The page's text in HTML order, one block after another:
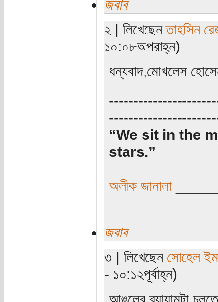
জবাব
২ | লিখেছেনতাহসিন
১০:০৮অপরাহ্ন)
ধন্যবাদ,মোখলেস
“We sit in the
stars.”
অলীক জানালা
জবাব
৩ | লিখেছেন সোহেল
- ১০:১২পূর্বাহ্ন)
আঙুলের ব্যায়ামটা